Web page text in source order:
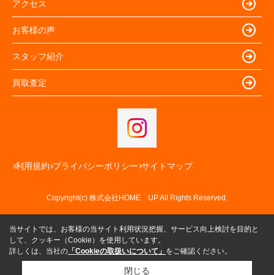
アクセス
お客様の声
スタッフ紹介
買取査定
利用規約 プライバシーポリシー サイトマップ
Copyright(c) 株式会社HOME UP All Rights Reserved.
当サイトでは、お客様の当サイト利用状況把握、サービス向上検討を目的と
して、クッキー（Cookie）を使用しています。
詳しくは、当社の 「Cookieの取扱いについて」 をご確認ください。
閉じる